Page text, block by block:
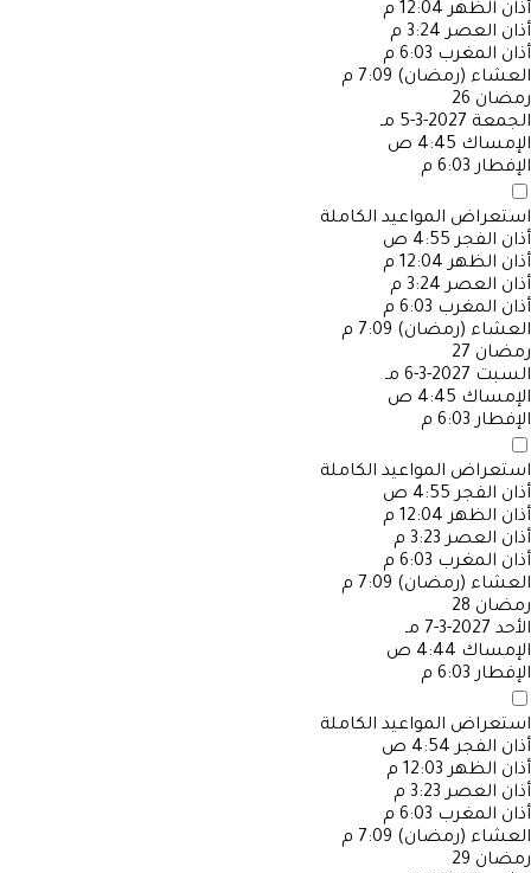
أذان الظهر 12:04 م
أذان العصر 3:24 م
أذان المغرب 6:03 م
العشاء (رمضان) 7:09 م
رمضان 26
الجمعة 2027-3-5 مـ
الإمساك 4:45 ص
الإفطار 6:03 م
استعراض المواعيد الكاملة
أذان الفجر 4:55 ص
أذان الظهر 12:04 م
أذان العصر 3:24 م
أذان المغرب 6:03 م
العشاء (رمضان) 7:09 م
رمضان 27
السبت 2027-3-6 مـ
الإمساك 4:45 ص
الإفطار 6:03 م
استعراض المواعيد الكاملة
أذان الفجر 4:55 ص
أذان الظهر 12:04 م
أذان العصر 3:23 م
أذان المغرب 6:03 م
العشاء (رمضان) 7:09 م
رمضان 28
الأحد 2027-3-7 مـ
الإمساك 4:44 ص
الإفطار 6:03 م
استعراض المواعيد الكاملة
أذان الفجر 4:54 ص
أذان الظهر 12:03 م
أذان العصر 3:23 م
أذان المغرب 6:03 م
العشاء (رمضان) 7:09 م
رمضان 29